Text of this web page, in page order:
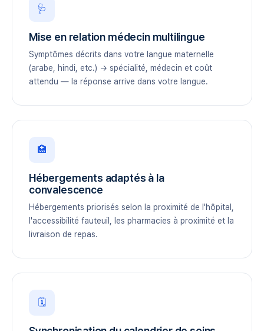
🩺
Mise en relation médecin multilingue
Symptômes décrits dans votre langue maternelle
(arabe, hindi, etc.) → spécialité, médecin et coût
attendu — la réponse arrive dans votre langue.
🏥
Hébergements adaptés à la
convalescence
Hébergements priorisés selon la proximité de l'hôpital,
l'accessibilité fauteuil, les pharmacies à proximité et la
livraison de repas.
🗓️